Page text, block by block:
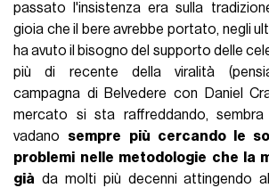
passato l'insistenza era sulla
gioia che il bere avrebbe portato, negli
ha avuto il bisogno del supporto delle
più di recente della viralità
campagna di Belvedere con Daniel
mercato si sta raffreddando,
vadano sempre più cercando le
problemi nelle metodologie che la
già da molti più decenni attingendo